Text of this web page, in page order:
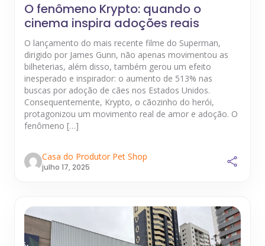
O fenômeno Krypto: quando o
cinema inspira adoções reais
O lançamento do mais recente filme do Superman,
dirigido por James Gunn, não apenas movimentou as
bilheterias, além disso, também gerou um efeito
inesperado e inspirador: o aumento de 513% nas
buscas por adoção de cães nos Estados Unidos.
Consequentemente, Krypto, o cãozinho do herói,
protagonizou um movimento real de amor e adoção. O
fenômeno […]
Casa do Produtor Pet Shop
julho 17, 2025